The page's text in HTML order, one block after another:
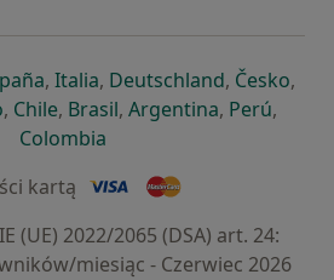
nowej karcie
się w nowej karcie
otwiera się w nowej karcie
, Italiaotwiera się w nowej
, Deutschlandotwiera się
, Česko,
w nowej karcie
otwiera się w nowej karcie
, Chileotwiera się w nowej karcie
, Brasilotwiera się w nowej
, Argentinaotwiera się
, Perú,
Colombia
kartą
(UE) 2022/2065 (DSA) art. 24:
miesiąc - Czerwiec 2026